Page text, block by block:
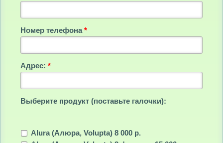
Номер телефона*
Адрес: *
Выберите продукт (поставьте галочки):
Alura (Алюра, Volupta) 8 000 р.